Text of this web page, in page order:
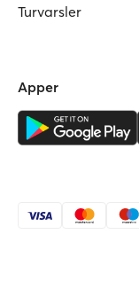
Turvarsler
Apper